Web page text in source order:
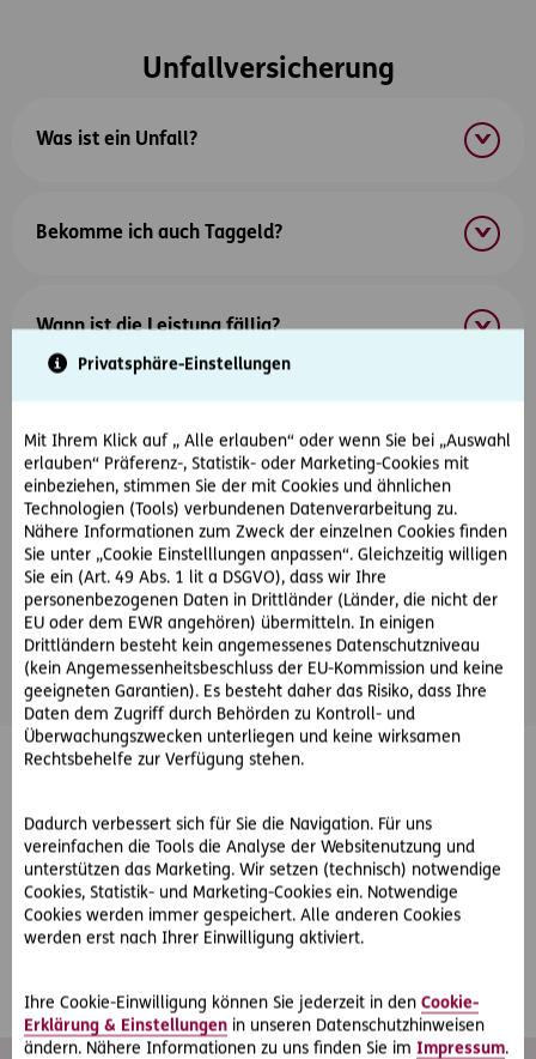
Privatsphäre-Einstellungen
Mit Ihrem Klick auf „ Alle erlauben“ oder wenn Sie bei „Auswahl
erlauben“ Präferenz-, Statistik- oder Marketing-Cookies mit
einbeziehen, stimmen Sie der mit Cookies und ähnlichen
Technologien (Tools) verbundenen Datenverarbeitung zu.
Nähere Informationen zum Zweck der einzelnen Cookies finden
Sie unter „Cookie Einstelllungen anpassen“. Gleichzeitig willigen
Sie ein (Art. 49 Abs. 1 lit a DSGVO), dass wir Ihre
personenbezogenen Daten in Drittländer (Länder, die nicht der
EU oder dem EWR angehören) übermitteln. In einigen
Drittländern besteht kein angemessenes Datenschutzniveau
(kein Angemessenheitsbeschluss der EU-Kommission und keine
geeigneten Garantien). Es besteht daher das Risiko, dass Ihre
Daten dem Zugriff durch Behörden zu Kontroll- und
Überwachungszwecken unterliegen und keine wirksamen
Rechtsbehelfe zur Verfügung stehen.
Dadurch verbessert sich für Sie die Navigation. Für uns
vereinfachen die Tools die Analyse der Websitenutzung und
unterstützen das Marketing. Wir setzen (technisch) notwendige
Cookies, Statistik- und Marketing-Cookies ein. Notwendige
Cookies werden immer gespeichert. Alle anderen Cookies
werden erst nach Ihrer Einwilligung aktiviert.
Ihre Cookie-Einwilligung können Sie jederzeit in den Cookie-
Erklärung & Einstellungen in unseren Datenschutzhinweisen
ändern. Nähere Informationen zu uns finden Sie im Impressum.
Unfallversicherung
Was ist ein Unfall?
Bekomme ich auch Taggeld?
Wann ist die Leistung fällig?
Was müssen Sie bei Ihrer Unfallversicherung
beachten?
Mehr laden
ersetzen daher keine diesbezügliche Beratung. Es handelt
sich hierbei um eine unverbindliche Erstinformation ohne
Anspruch auf Vollständigkeit. Bitte beachten Sie auch die
näheren Erläuterungen zu den Produkten (insbesondere zu
den konkreten Versicherungsleistungen) in